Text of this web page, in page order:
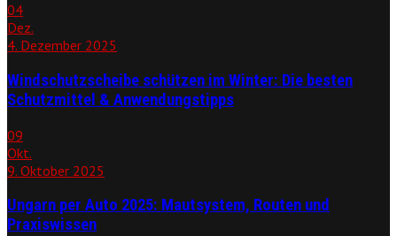
04
Dez.
4. Dezember 2025
Windschutzscheibe schützen im Winter: Die besten
Schutzmittel & Anwendungstipps
09
Okt.
9. Oktober 2025
Ungarn per Auto 2025: Mautsystem, Routen und
Praxiswissen